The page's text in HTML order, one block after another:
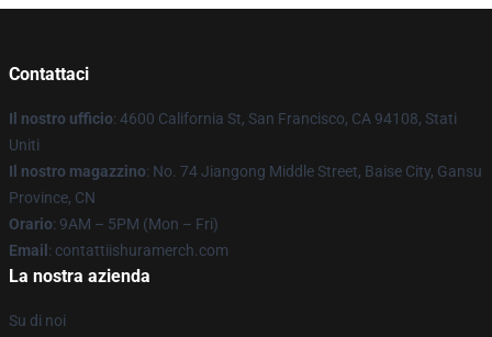
Contattaci
Il nostro ufficio: 4600 California St, San Francisco, CA 94108, Stati
Uniti
Il nostro magazzino: No. 74 Jiangong Middle Street, Baise City, Gansu
Province, CN
Orario: 9AM – 5PM (Mon – Fri)
Email : contattiishuramerch.com
La nostra azienda
Su di noi